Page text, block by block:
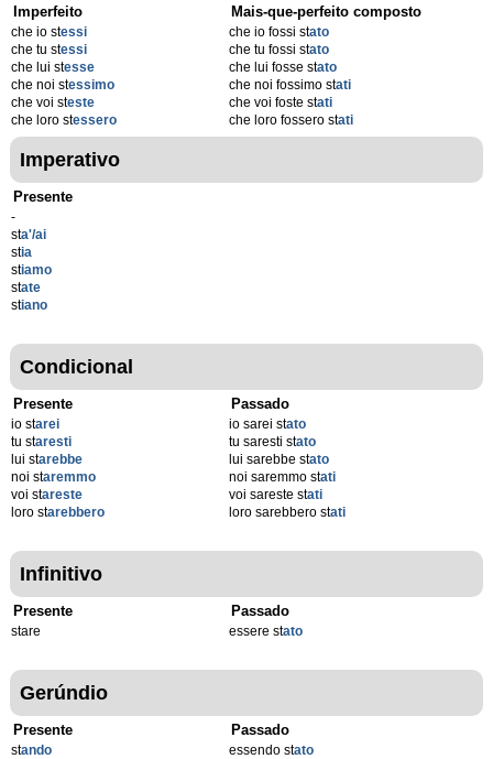
Imperfeito
che io stessi
che tu stessi
che lui stesse
che noi stessimo
che voi steste
che loro stessero
Mais-que-perfeito composto
che io fossi stato
che tu fossi stato
che lui fosse stato
che noi fossimo stati
che voi foste stati
che loro fossero stati
Imperativo
Presente
-
sta'/ai
stia
stiamo
state
stiano
Condicional
Presente
io starei
tu staresti
lui starebbe
noi staremmo
voi stareste
loro starebbero
Passado
io sarei stato
tu saresti stato
lui sarebbe stato
noi saremmo stati
voi sareste stati
loro sarebbero stati
Infinitivo
Presente
stare
Passado
essere stato
Gerúndio
Presente
stando
Passado
essendo stato